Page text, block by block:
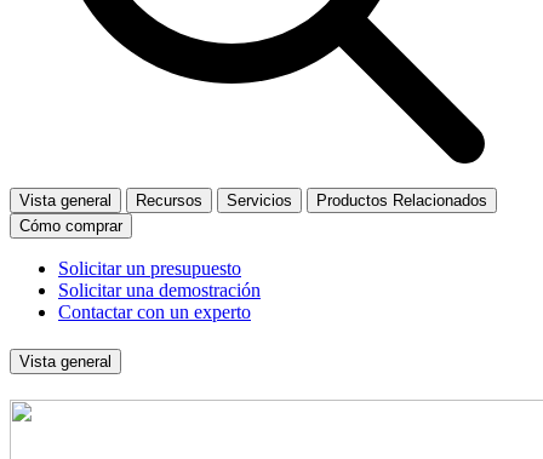
Vista general Recursos Servicios
Productos Relacionados
Cómo comprar
Solicitar un presupuesto
Solicitar una demostración
Contactar con un experto
Vista general